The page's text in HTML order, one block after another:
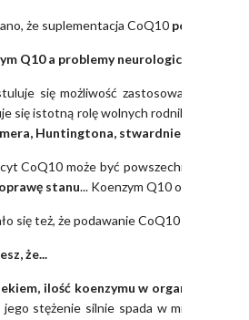
że suplementacja CoQ10 poprawia
Q10 a problemy neurologiczne,
się możliwość zastosowania
się istotną rolę wolnych rodników. Do
Huntingtona, stwardnienie
CoQ10 może być powszechnym
stanu... Koenzym Q10 okazał się
się też, że podawanie CoQ10
że...
ilość koenzymu w organizmie
jego stężenie silnie spada w mięśniu